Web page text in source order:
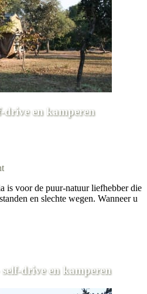
drive en kamperen
is voor de puur-natuur liefhebber die
en slechte wegen. Wanneer u
drive en kamperen